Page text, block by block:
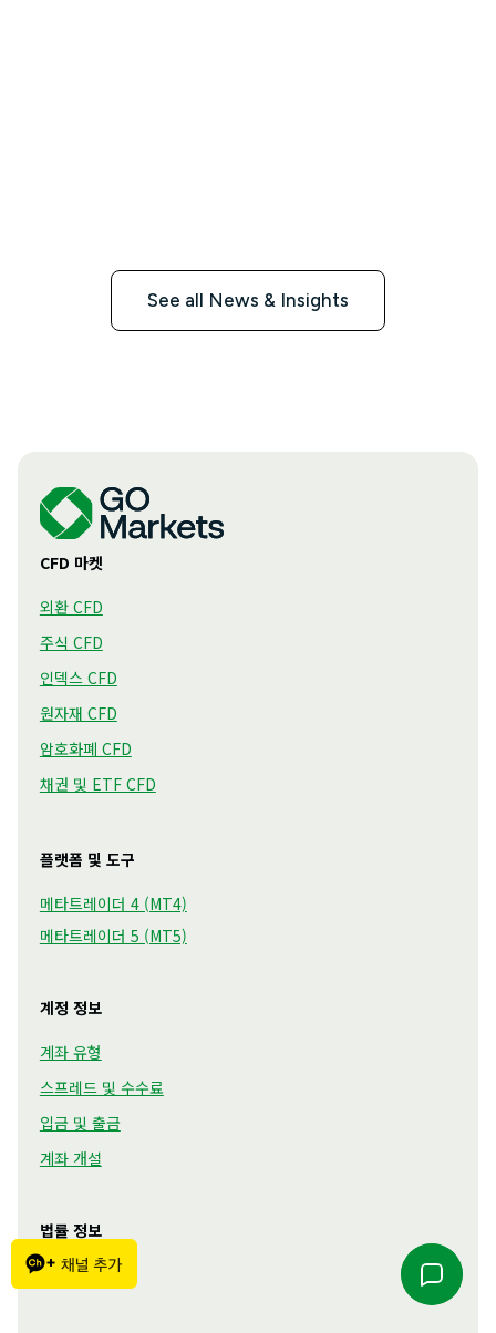
See all News & Insights
CFD 마켓
외환 CFD
주식 CFD
인덱스 CFD
원자재 CFD
암호화폐 CFD
채권 및 ETF CFD
플랫폼 및 도구
메타트레이더 4 (MT4)
메타트레이더 5 (MT5)
계정 정보
계좌 유형
스프레드 및 수수료
입금 및 출금
계좌 개설
법률 정보
문서